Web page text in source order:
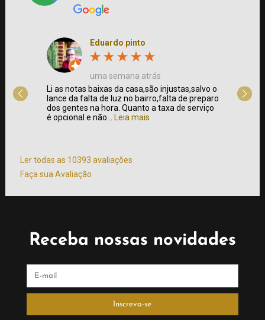
Eduardo pinto
uma semana atrás
Li as notas baixas da casa,são injustas,salvo o
lance da falta de luz no bairro,falta de preparo
dos gentes na hora. Quanto a taxa de serviço
é opcional e não...
Leia mais
Fui à
foi
Ler todas as 10393 avaliações
Faça sua Avaliação
Receba nossas novidades